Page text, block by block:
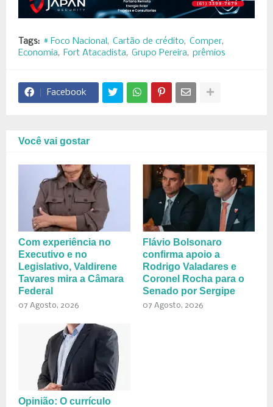
Tags: # Foco Nacional Cartão de crédito
Comper
Economia
Fort Atacadista Grupo Pereira prêmios
Facebook
Você vai gostar
Com experiência no
Executivo e no
Legislativo, Valdirene
Tavares mira a Câmara
Federal
07 Agosto, 2026
Flávio Bolsonaro
confirma apoio a
Rodrigo Valadares e
Coronel Rocha para o
Senado por Sergipe
07 Agosto, 2026
Opinião: O currículo